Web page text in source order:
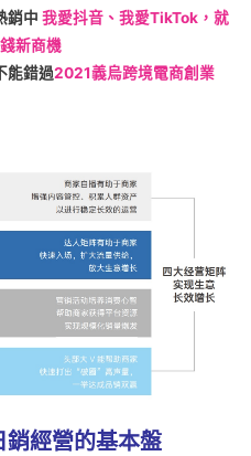
銷中 我愛抖音、我愛TikTok，就
新商機
能錯過2021義烏跨境電商創業
銷經營的基本盤